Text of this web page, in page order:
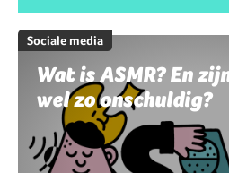
Sociale media
Wat is ASMR? En
wel zo onschuldig?